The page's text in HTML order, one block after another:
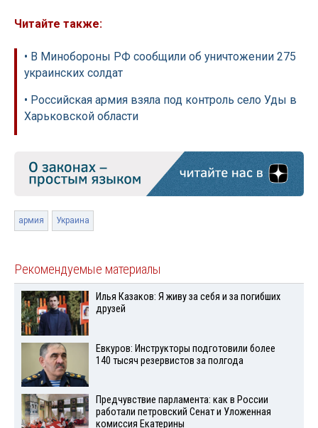
Читайте также:
• В Минобороны РФ сообщили об уничтожении 275
украинских солдат
• Российская армия взяла под контроль село Уды в
Харьковской области
армия Украина
Рекомендуемые материалы
Илья Казаков: Я живу за себя и за погибших
друзей
Евкуров: Инструкторы подготовили более
140 тысяч резервистов за полгода
Предчувствие парламента: как в России
работали петровский Сенат и Уложенная
комиссия Екатерины